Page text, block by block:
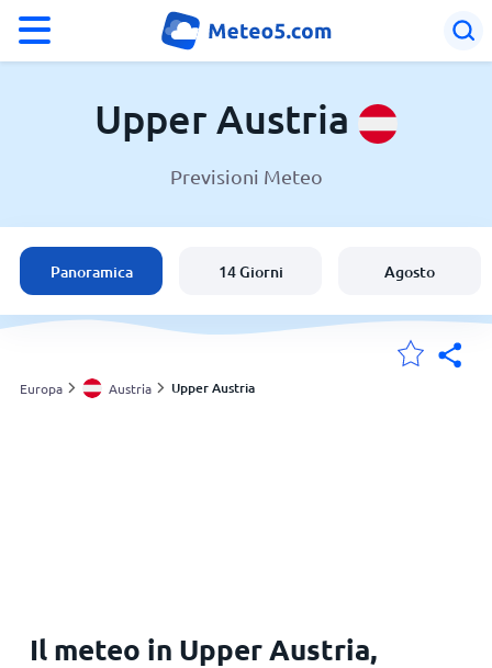
Meteo in Upper Austria
Austria
Italia
Svizzera
Upper Austria
Previsioni Meteo
Panoramica 14 Giorni Agosto
Europa Austria Upper Austria
Il meteo in Upper Austria,